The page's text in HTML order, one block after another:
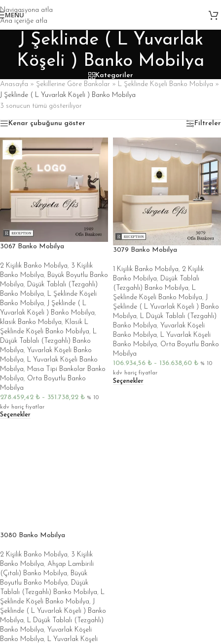
Navigasyona atla
Ana içeriğe atla
MENÜ
J Şeklinde ( L Yuvarlak
Köşeli ) Banko Mobilya
Kategoriler
Anasayfa » Şekillerine Göre Bankolar » L Şeklinde Köşeli Banko Mobilya »
J Şeklinde ( L Yuvarlak Köşeli ) Banko Mobilya
3 sonucun tümü gösteriliyor
Kenar çubuğunu göster Filtreler
3067 Banko Mobilya
2 Kişilik Banko Mobilya, 3 Kişilik
Banko Mobilya, Büyük Boyutlu Banko
Mobilya, Düşük Tablalı (Tezgahlı)
Banko Mobilya, L Şeklinde Köşeli
Banko Mobilya, J Şeklinde ( L
Yuvarlak Köşeli ) Banko Mobilya,
klasik Banko Mobilya, Klasik L
Şeklinde Köşeli Banko Mobilya, L
Düşük Tablalı (Tezgahlı) Banko
Mobilya, Yuvarlak Köşeli Banko
Mobilya, L Yuvarlak Köşeli Banko
Mobilya, Masa Tipi Bankolar Banko
Mobilya, Orta Boyutlu Banko
Mobilya
278.459,42 ₺ – 351.738,22 ₺ % 10
kdv hariç fiyatlar
Seçenekler
3079 Banko Mobilya
1 Kişilik Banko Mobilya, 2 Kişilik
Banko Mobilya, Düşük Tablalı
(Tezgahlı) Banko Mobilya, L
Şeklinde Köşeli Banko Mobilya, J
Şeklinde ( L Yuvarlak Köşeli ) Banko
Mobilya, L Düşük Tablalı (Tezgahlı)
Banko Mobilya, Yuvarlak Köşeli
Banko Mobilya, L Yuvarlak Köşeli
Banko Mobilya, Orta Boyutlu Banko
Mobilya
106.934,56 ₺ – 136.638,60 ₺ % 10
kdv hariç fiyatlar
Seçenekler
3080 Banko Mobilya
2 Kişilik Banko Mobilya, 3 Kişilik
Banko Mobilya, Ahşap Lambirili
(Çıtalı) Banko Mobilya, Büyük
Boyutlu Banko Mobilya, Düşük
Tablalı (Tezgahlı) Banko Mobilya, L
Şeklinde Köşeli Banko Mobilya, J
Şeklinde ( L Yuvarlak Köşeli ) Banko
Mobilya, L Düşük Tablalı (Tezgahlı)
Banko Mobilya, Yuvarlak Köşeli
Banko Mobilya, L Yuvarlak Köşeli